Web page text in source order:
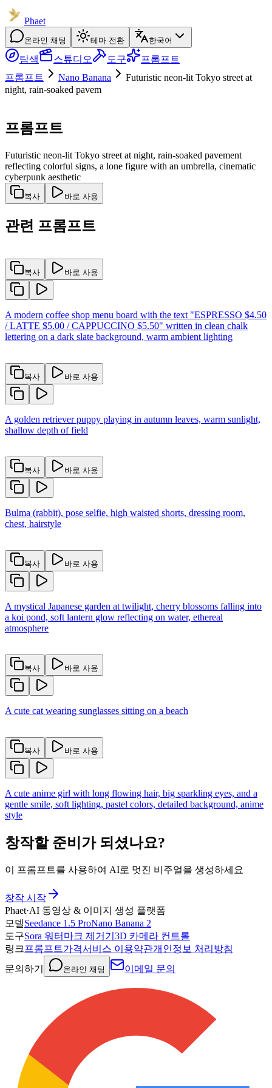
Phaet
온라인 채팅 테마 전환 한국어
탐색 스튜디오 도구
프롬프트
프롬프트
Nano Banana
Futuristic neon-lit Tokyo street at
night, rain-soaked pavem
프롬프트
Futuristic neon-lit Tokyo street at night, rain-soaked pavement
reflecting colorful signs, a lone figure with an umbrella, cinematic
cyberpunk aesthetic
복사 바로 사용
관련 프롬프트
복사 바로 사용
A modern coffee shop menu board with the text "ESPRESSO $4.50
/ LATTE $5.00 / CAPPUCCINO $5.50" written in clean chalk
lettering on a dark slate background, warm ambient lighting
복사 바로 사용
A golden retriever puppy playing in autumn leaves, warm sunlight,
shallow depth of field
복사 바로 사용
Bulma (rabbit), pose selfie, high waisted shorts, dressing room,
chest, hairstyle
복사 바로 사용
A mystical Japanese garden at twilight, cherry blossoms falling into
a koi pond, soft lantern glow reflecting on water, ethereal
atmosphere
복사 바로 사용
A cute cat wearing sunglasses sitting on a beach
복사 바로 사용
A cute anime girl with long flowing hair, big sparkling eyes, and a
gentle smile, soft lighting, pastel colors, detailed background, anime
style
창작할 준비가 되셨나요?
이 프롬프트를 사용하여 AI로 멋진 비주얼을 생성하세요
창작 시작
Phaet·AI 동영상 & 이미지 생성 플랫폼
모델Seedance 1.5 ProNano Banana 2
도구Sora 워터마크 제거기 3D 카메라 컨트롤
링크프롬프트가격서비스 이용약관개인정보 처리방침
문의하기
온라인 채팅 이메일 문의